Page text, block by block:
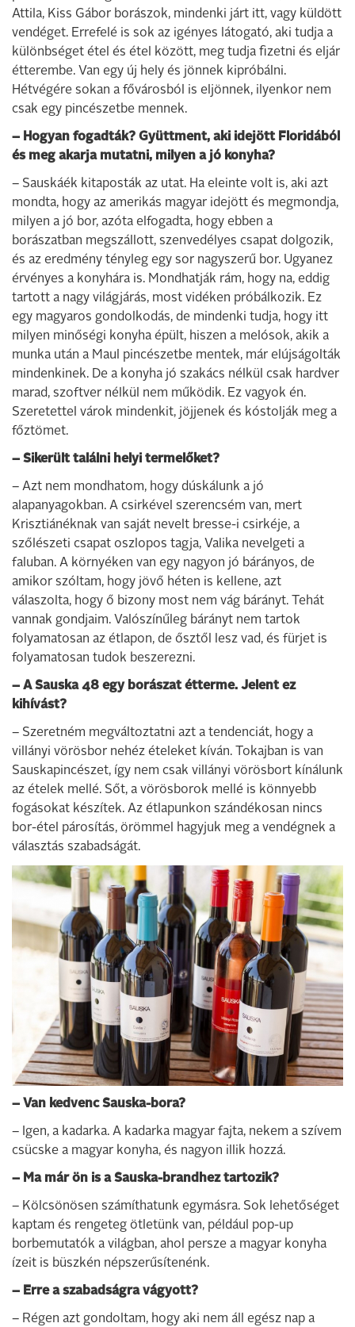
Attila, Kiss Gábor borászok, mindenki járt itt, vagy küldött
vendéget. Errefelé is sok az igényes látogató, aki tudja a
különbséget étel és étel között, meg tudja fizetni és eljár
étterembe. Van egy új hely és jönnek kipróbálni.
Hétvégére sokan a fővárosból is eljönnek, ilyenkor nem
csak egy pincészetbe mennek.
– Hogyan fogadták? Gyüttment, aki idejött Floridából
és meg akarja mutatni, milyen a jó konyha?
– Sauskáék kitaposták az utat. Ha eleinte volt is, aki azt
mondta, hogy az amerikás magyar idejött és megmondja,
milyen a jó bor, azóta elfogadta, hogy ebben a
borászatban megszállott, szenvedélyes csapat dolgozik,
és az eredmény tényleg egy sor nagyszerű bor. Ugyanez
érvényes a konyhára is. Mondhatják rám, hogy na, eddig
tartott a nagy világjárás, most vidéken próbálkozik. Ez
egy magyaros gondolkodás, de mindenki tudja, hogy itt
milyen minőségi konyha épült, hiszen a melósok, akik a
munka után a Maul pincészetbe mentek, már elújságolták
mindenkinek. De a konyha jó szakács nélkül csak hardver
marad, szoftver nélkül nem működik. Ez vagyok én.
Szeretettel várok mindenkit, jöjjenek és kóstolják meg a
főztömet.
– Sikerült találni helyi termelőket?
– Azt nem mondhatom, hogy dúskálunk a jó
alapanyagokban. A csirkével szerencsém van, mert
Krisztiánéknak van saját nevelt bresse-i csirkéje, a
szőlészeti csapat oszlopos tagja, Valika nevelgeti a
faluban. A környéken van egy nagyon jó bárányos, de
amikor szóltam, hogy jövő héten is kellene, azt
válaszolta, hogy ő bizony most nem vág bárányt. Tehát
vannak gondjaim. Valószínűleg bárányt nem tartok
folyamatosan az étlapon, de ősztől lesz vad, és fürjet is
folyamatosan tudok beszerezni.
– A Sauska 48 egy borászat étterme. Jelent ez
kihívást?
– Szeretném megváltoztatni azt a tendenciát, hogy a
villányi vörösbor nehéz ételeket kíván. Tokajban is van
Sauskapincészet, így nem csak villányi vörösbort kínálunk
az ételek mellé. Sőt, a vörösborok mellé is könnyebb
fogásokat készítek. Az étlapunkon szándékosan nincs
bor-étel párosítás, örömmel hagyjuk meg a vendégnek a
választás szabadságát.
– Van kedvenc Sauska-bora?
– Igen, a kadarka. A kadarka magyar fajta, nekem a szívem
csücske a magyar konyha, és nagyon illik hozzá.
– Ma már ön is a Sauska-brandhez tartozik?
– Kölcsönösen számíthatunk egymásra. Sok lehetőséget
kaptam és rengeteg ötletünk van, például pop-up
borbemutatók a világban, ahol persze a magyar konyha
ízeit is büszkén népszerűsítenénk.
– Erre a szabadságra vágyott?
– Régen azt gondoltam, hogy aki nem áll egész nap a